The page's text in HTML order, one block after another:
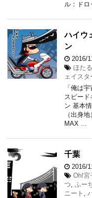
ル：ド
ハイウ
ン
2016/
ほた
ェイスタ
「俺は
スピード
ン 基本
（出身
MAX …
千葉
2016/
Oh!宮
つ, ふー
ニート ,